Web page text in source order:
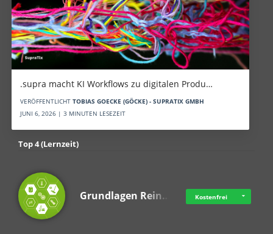
.supra macht KI Workflows zu digitalen Produ…
VERÖFFENTLICHT TOBIAS GOECKE (GÖCKE) - SUPRATIX GMBH
JUNI 6, 2026 | 3 MINUTEN LESEZEIT
Top 4 (Lernzeit)
Grundlagen Rein… Kostenfrei